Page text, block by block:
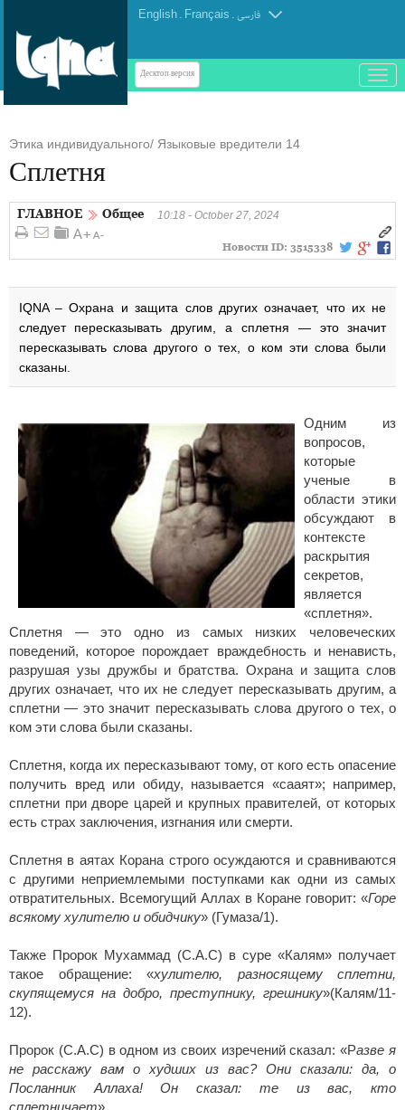
English . Français . فارسی
Десктоп-версия
باز
و
Этика индивидуального/ Языковые вредители 14
Сплетня
ГЛАВНОЕ Общее 10:18 - October 27, 2024
Новости ID: 3515338
IQNA – Охрана и защита слов других означает, что их не
следует пересказывать другим, а сплетня — это значит
пересказывать слова другого о тех, о ком эти слова были
сказаны.
Одним из
вопросов,
которые
ученые в
области этики
обсуждают в
контексте
раскрытия
секретов,
является
«сплетня».
Сплетня — это одно из самых низких человеческих
поведений, которое порождает враждебность и ненависть,
разрушая узы дружбы и братства. Охрана и защита слов
других означает, что их не следует пересказывать другим, а
сплетни — это значит пересказывать слова другого о тех, о
ком эти слова были сказаны.
Сплетня, когда их пересказывают тому, от кого есть опасение
получить вред или обиду, называется «сааят»; например,
сплетни при дворе царей и крупных правителей, от которых
есть страх заключения, изгнания или смерти.
Сплетня в аятах Корана строго осуждаются и сравниваются
с другими неприемлемыми поступками как одни из самых
отвратительных. Всемогущий Аллах в Коране говорит: «Горе
всякому хулителю и обидчику» (Гумаза/1).
Также Пророк Мухаммад (С.А.С) в суре «Калям» получает
такое обращение: «хулителю, разносящему сплетни,
скупящемуся на добро, преступнику, грешнику»(Калям/11-
12).
Пророк (С.А.С) в одном из своих изречений сказал: «Разве я
не расскажу вам о худших из вас? Они сказали: да, о
Посланник Аллаха! Он сказал: те из вас, кто